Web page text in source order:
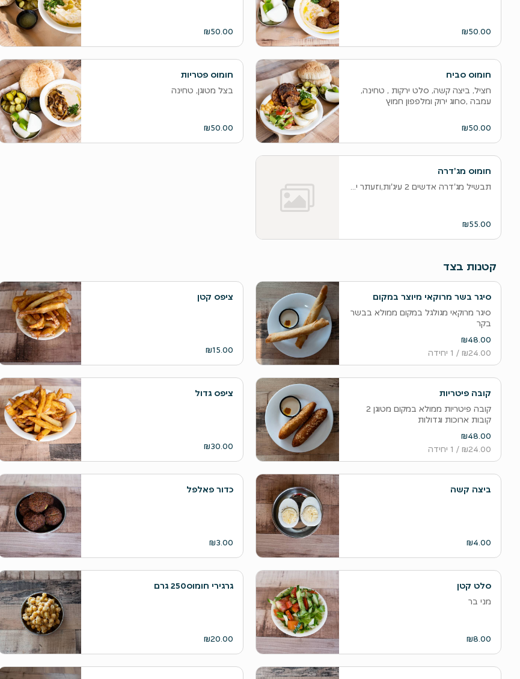
₪50.00
₪50.00
חומוס סביח
חציל, ביצה קשה, סלט ירקות , טחינה,
עמבה ,סחוג ירוק ומלפפון חמוץ
₪50.00
חומוס פטריות
בצל מטוגן, טחינה
₪50.00
חומוס מג'דרה
תבשיל מג'דרה אדשים 2 עיג'ות,וזעתר ירושלמי
₪55.00
קטנות בצד
סיגר בשר מרוקאי מיוצר במקום
סיגר מרוקאי מגולגל במקום ממולא בבשר
בקר
₪48.00
₪24.00 / 1 יחידה
ציפס קטן
₪15.00
קובה פיטריות
קובה פיטריות ממולא במקום מטוגן 2
קובות ארוכות וגדולות
₪48.00
₪24.00 / 1 יחידה
ציפס גדול
₪30.00
ביצה קשה
₪4.00
כדור פאלפל
₪3.00
סלט קטן
מני בר
₪8.00
גרגירי חומוס250 גרם
₪20.00